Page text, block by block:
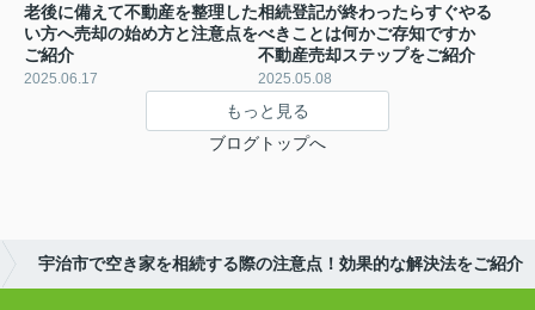
老後に備えて不動産を整理した
い方へ売却の始め方と注意点を
ご紹介
2025.06.17
相続登記が終わったらすぐやる
べきことは何かご存知ですか
不動産売却ステップをご紹介
2025.05.08
もっと見る
ブログトップへ
宇治市で空き家を相続する際の注意点！効果的な解決法をご紹介